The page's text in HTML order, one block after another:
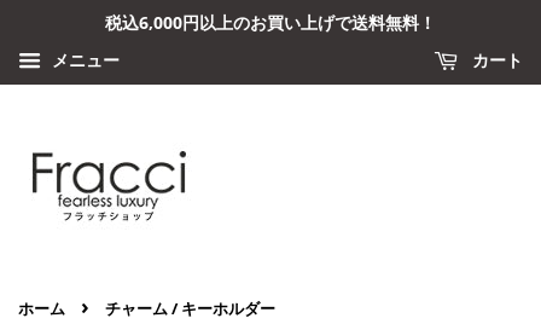
税込6,000円以上のお買い上げで送料無料！
メニュー
カート
ホーム › チャーム / キーホルダー